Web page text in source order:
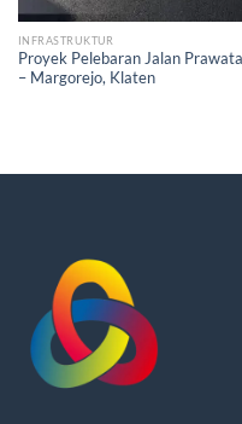
INFRASTRUKTUR
Proyek Pelebaran Jalan
– Margorejo, Klaten